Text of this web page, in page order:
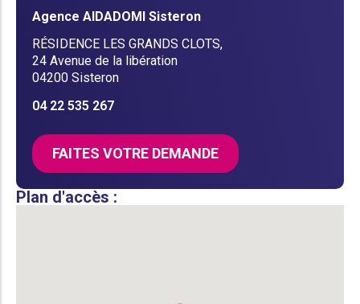
Agence AIDADOMI Sisteron
RÉSIDENCE LES GRANDS CLOTS,
24 Avenue de la libération
04200 Sisteron
04 22 535 267
FAITES VOTRE DEMANDE
Plan d'accès :